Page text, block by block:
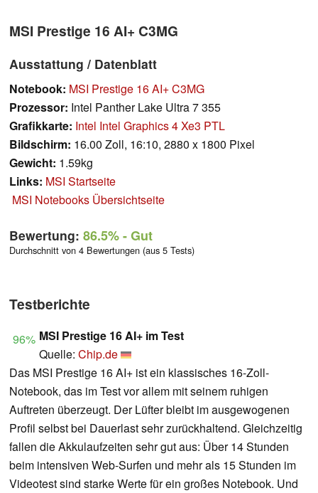
MSI Prestige 16 AI+ C3MG
Ausstattung / Datenblatt
Notebook: MSI Prestige 16 AI+ C3MG
Prozessor: Intel Panther Lake Ultra 7 355
Grafikkarte: Intel Intel Graphics 4 Xe3 PTL
Bildschirm: 16.00 Zoll, 16:10, 2880 x 1800 Pixel
Gewicht: 1.59kg
Links: MSI Startseite
MSI Notebooks Übersichtseite
Bewertung: 86.5%- Gut
Durchschnitt von 4 Bewertungen (aus 5 Tests)
Testberichte
96% MSI Prestige 16 AI+ im Test
Quelle: Chip.de
Das MSI Prestige 16 AI+ ist ein klassisches 16-Zoll-
Notebook, das im Test vor allem mit seinem ruhigen
Auftreten überzeugt. Der Lüfter bleibt im ausgewogenen
Profil selbst bei Dauerlast sehr zurückhaltend. Gleichzeitig
fallen die Akkulaufzeiten sehr gut aus: Über 14 Stunden
beim intensiven Web-Surfen und mehr als 15 Stunden im
Videotest sind starke Werte für ein großes Notebook. Und